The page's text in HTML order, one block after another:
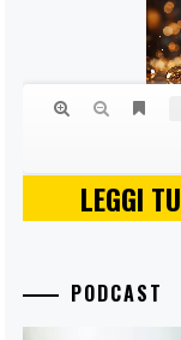
LEGGI
PODCAST